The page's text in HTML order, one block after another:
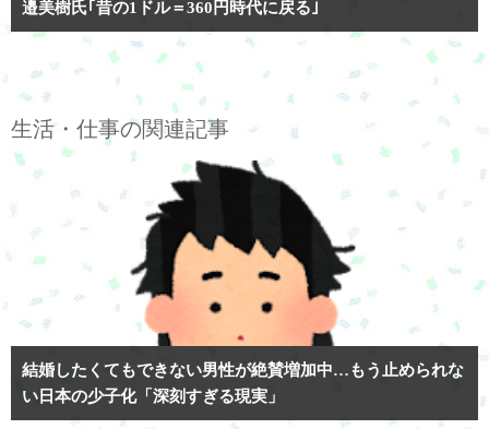
邉美樹氏｢昔の1ドル＝360円時代に戻る｣
生活・仕事の関連記事
結婚したくてもできない男性が絶賛増加中…もう止められな
い日本の少子化「深刻すぎる現実」